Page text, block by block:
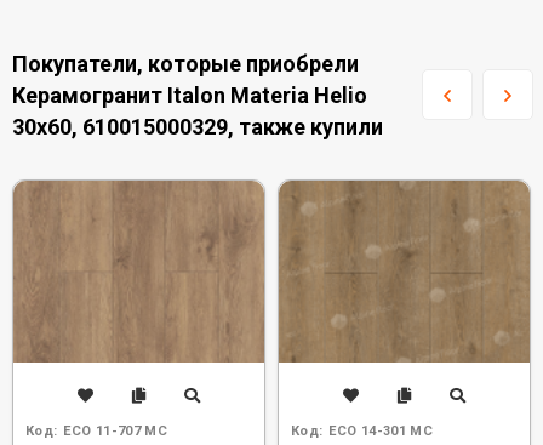
Покупатели, которые приобрели
Керамогранит Italon Materia Helio
30x60, 610015000329, также купили
Код: ECO 11-707 MC Код: ECO 14-301 MC